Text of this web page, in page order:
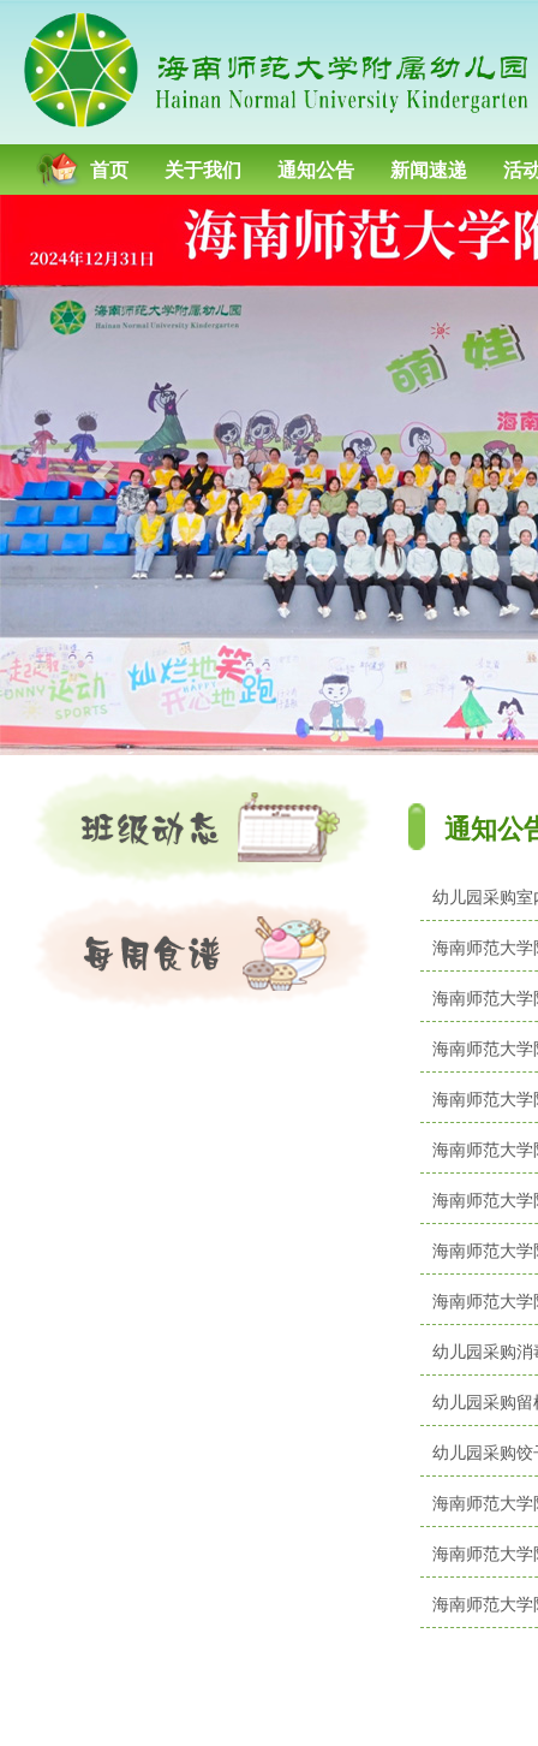
首页 关于我们 通知公告 新闻速递 活
r
e
v
s
通知公
幼儿园采购
海南师范大
海南师范大
海南师范大
海南师范大
海南师范大
海南师范大
海南师范大
海南师范大
幼儿园采购
幼儿园采购
幼儿园采购
海南师范大
海南师范大
海南师范大